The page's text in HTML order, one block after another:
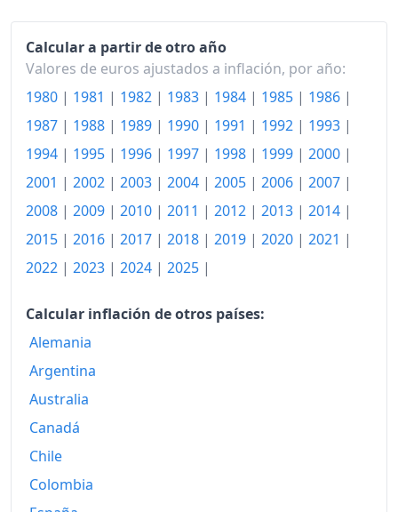
2010
150.29
2012
156.98
2013
159.76
2014
160.07
2015
159.23
2016
161.42
2018
2019
2021
2022
Calcular a partir de otro año
Valores de euros ajustados a inflación, por año:
1980 | 1981 | 1982 | 1983 | 1984 | 1985 | 1986 |
1987 | 1988 | 1989 | 1990 | 1991 | 1992 | 1993 |
1994 | 1995 | 1996 | 1997 | 1998 | 1999 | 2000 |
2001 | 2002 | 2003 | 2004 | 2005 | 2006 | 2007 |
2008 | 2009 | 2010 | 2011 | 2012 | 2013 | 2014 |
2015 | 2016 | 2017 | 2018 | 2019 | 2020 | 2021 |
2022 | 2023 | 2024 | 2025 |
Calcular inflación de otros países:
Alemania
Argentina
Australia
Canadá
Chile
Colombia